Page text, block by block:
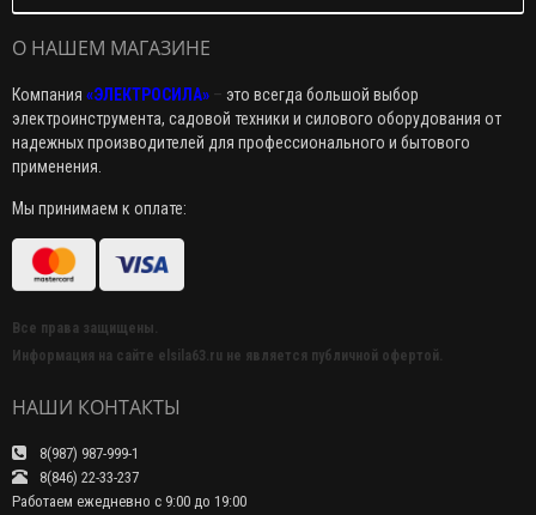
О НАШЕМ МАГАЗИНЕ
Компания «ЭЛЕКТРОСИЛА» – это всегда большой выбор
электроинструмента, садовой техники и силового оборудования от
надежных производителей для профессионального и бытового
применения.
Мы принимаем к оплате:
Все права защищены.
Информация на сайте elsila63.ru не является публичной офертой.
НАШИ КОНТАКТЫ
8(987) 987-999-1
8(846) 22-33-237
Работаем ежедневно с 9:00 до 19:00